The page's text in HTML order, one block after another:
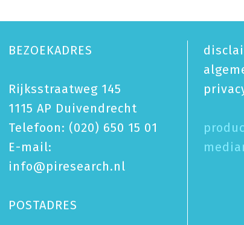
BEZOEKADRES
Rijksstraatweg 145
1115 AP Duivendrecht
Telefoon: (020) 650 15 01
E-mail:
info@piresearch.nl
POSTADRES